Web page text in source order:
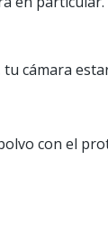
cámara
con el